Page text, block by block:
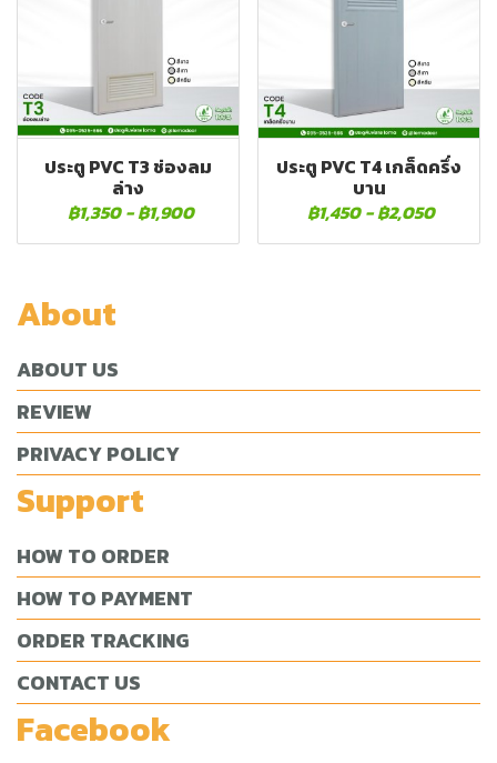
ประตู PVC T3 ช่องลม
ล่าง
฿1,350 -฿1,900
ประตู PVC T4 เกล็ดครึ่ง
บาน
฿1,450 -฿2,050
About
ABOUT US
REVIEW
PRIVACY POLICY
Support
HOW TO ORDER
HOW TO PAYMENT
ORDER TRACKING
CONTACT US
Facebook